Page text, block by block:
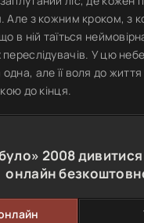
Але з кожним кроком, з
в ній таїться
переслідувачів. У цю
але її воля до життя
до кінця.
2008
онлайн